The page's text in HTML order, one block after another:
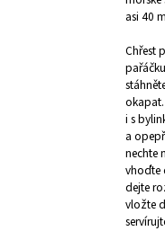
asi 40
Chřest
i s
a
nechte
vhoďte
dejte
vložte